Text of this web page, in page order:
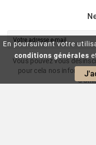
En poursuivant votre
conditions générales
Vous pouvez vous
pour cela nos